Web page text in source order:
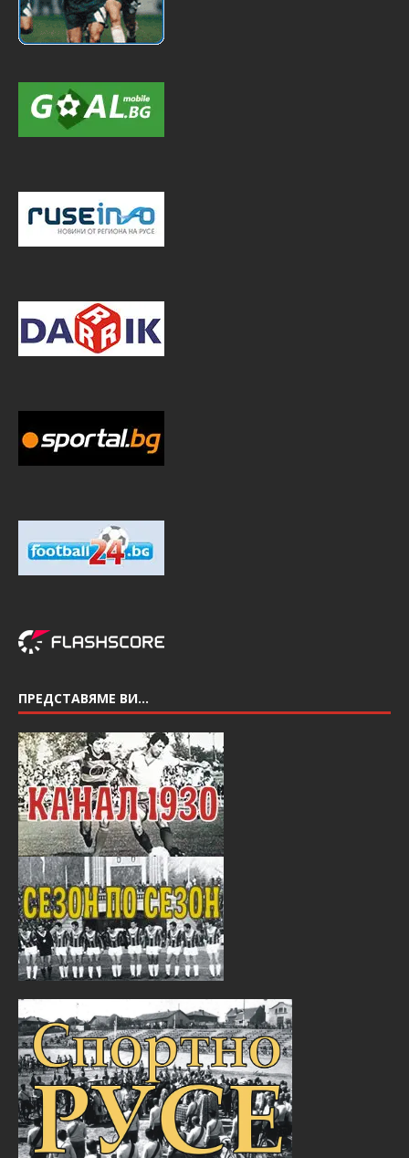
ПРЕДСТАВЯМЕ ВИ…